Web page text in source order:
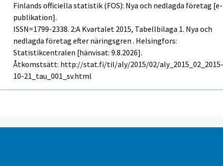
Finlands officiella statistik (FOS): Nya och nedlagda företag [e-
publikation].
ISSN=1799-2338. 2:a Kvartalet 2015, Tabellbilaga 1. Nya och
nedlagda företag efter näringsgren . Helsingfors:
Statistikcentralen [hänvisat: 9.8.2026].
Åtkomstsätt: http://stat.fi/til/aly/2015/02/aly_2015_02_2015-
10-21_tau_001_sv.html